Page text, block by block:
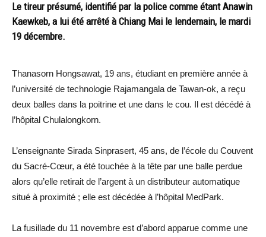
Le tireur présumé, identifié par la police comme étant Anawin
Kaewkeb, a lui été arrêté à Chiang Mai le lendemain, le mardi
19 décembre.
Thanasorn Hongsawat, 19 ans, étudiant en première année à
l’université de technologie Rajamangala de Tawan-ok, a reçu
deux balles dans la poitrine et une dans le cou. Il est décédé à
l’hôpital Chulalongkorn.
L’enseignante Sirada Sinprasert, 45 ans, de l’école du Couvent
du Sacré-Cœur, a été touchée à la tête par une balle perdue
alors qu’elle retirait de l’argent à un distributeur automatique
situé à proximité ; elle est décédée à l’hôpital MedPark.
La fusillade du 11 novembre est d’abord apparue comme une